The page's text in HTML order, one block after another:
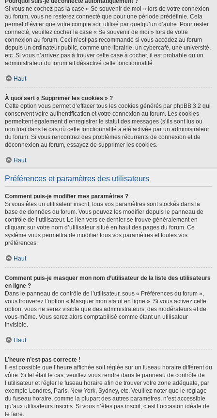
Si vous ne cochez pas la case « Se souvenir de moi » lors de votre connexion
au forum, vous ne resterez connecté que pour une période prédéfinie. Cela
permet d’éviter que votre compte soit utilisé par quelqu’un d’autre. Pour rester
connecté, veuillez cocher la case « Se souvenir de moi » lors de votre
connexion au forum. Ceci n’est pas recommandé si vous accédez au forum
depuis un ordinateur public, comme une librairie, un cybercafé, une université,
etc. Si vous n’arrivez pas à trouver cette case à cocher, il est probable qu’un
administrateur du forum ait désactivé cette fonctionnalité.
Haut
À quoi sert « Supprimer les cookies » ?
Cette option vous permet d’effacer tous les cookies générés par phpBB 3.2 qui
conservent votre authentification et votre connexion au forum. Les cookies
permettent également d’enregistrer le statut des messages (s’ils sont lus ou
non lus) dans le cas où cette fonctionnalité a été activée par un administrateur
du forum. Si vous rencontrez des problèmes récurrents de connexion et de
déconnexion au forum, essayez de supprimer les cookies.
Haut
Préférences et paramètres des utilisateurs
Comment puis-je modifier mes paramètres ?
Si vous êtes un utilisateur inscrit, tous vos paramètres sont stockés dans la
base de données du forum. Vous pouvez les modifier depuis le panneau de
contrôle de l’utilisateur. Le lien vers ce dernier se trouve généralement en
cliquant sur votre nom d’utilisateur situé en haut des pages du forum. Ce
système vous permettra de modifier tous vos paramètres et toutes vos
préférences.
Haut
Comment puis-je masquer mon nom d’utilisateur de la liste des utilisateurs
en ligne ?
Dans le panneau de contrôle de l’utilisateur, sous « Préférences du forum »,
vous trouverez l’option « Masquer mon statut en ligne ». Si vous activez cette
option, vous ne serez visible que des administrateurs, des modérateurs et de
vous-même. Vous serez alors comptabilisé comme étant un utilisateur
invisible.
Haut
L’heure n’est pas correcte !
Il est possible que l’heure affichée soit réglée sur un fuseau horaire différent du
vôtre. Si tel était le cas, veuillez vous rendre dans le panneau de contrôle de
l’utilisateur et régler le fuseau horaire afin de trouver votre zone adéquate, par
exemple Londres, Paris, New York, Sydney, etc. Veuillez noter que le réglage
du fuseau horaire, comme la plupart des autres paramètres, n’est accessible
qu’aux utilisateurs inscrits. Si vous n’êtes pas inscrit, c’est l’occasion idéale de
le faire.